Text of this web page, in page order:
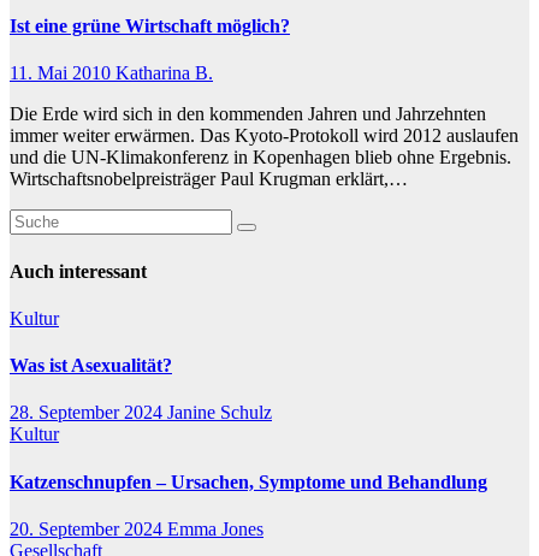
Ist eine grüne Wirtschaft möglich?
11. Mai 2010 Katharina B.
Die Erde wird sich in den kommenden Jahren und Jahrzehnten
immer weiter erwärmen. Das Kyoto-Protokoll wird 2012 auslaufen
und die UN-Klimakonferenz in Kopenhagen blieb ohne Ergebnis.
Wirtschaftsnobelpreisträger Paul Krugman erklärt,…
Auch interessant
Kultur
Was ist Asexualität?
28. September 2024 Janine Schulz
Kultur
Katzenschnupfen – Ursachen, Symptome und Behandlung
20. September 2024 Emma Jones
Gesellschaft